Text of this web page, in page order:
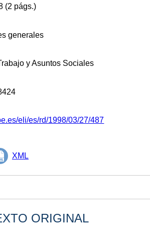
(2 págs.)
generales
y Asuntos Sociales
eli/es/rd/1998/03/27/487
XML
ORIGINAL